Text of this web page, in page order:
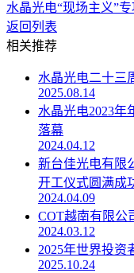
水晶光电“现场主义”
返回列表
相关推荐
水晶光电二十三
2025.08.14
水晶光电2023年
落幕
2024.04.12
新台佳光电有限
开工仪式圆满成
2024.04.09
COT越南有限公
2024.03.12
2025年世界投资
2025.10.24